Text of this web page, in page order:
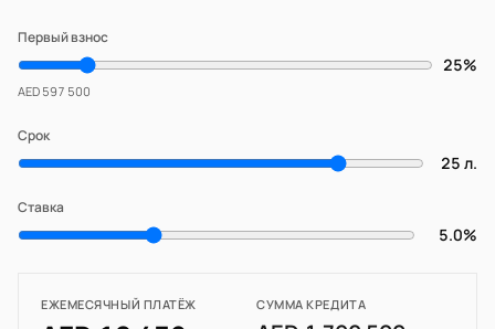
Первый взнос
25%
AED 597 500
Срок
25 л.
Ставка
5.0%
ЕЖЕМЕСЯЧНЫЙ ПЛАТЁЖ СУММА КРЕДИТА